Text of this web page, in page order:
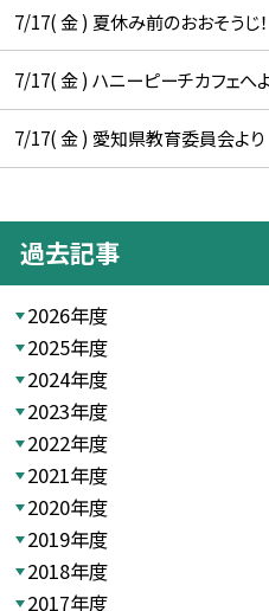
7/17( 金 ) 夏休み前のおおそうじ！
7/17( 金 ) ハニーピーチカフェへよ
7/17( 金 ) 愛知県教育委員会よ
過去記事
2026年度
2025年度
2024年度
2023年度
2022年度
2021年度
2020年度
2019年度
2018年度
2017年度